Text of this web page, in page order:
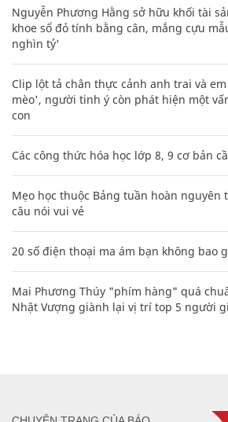
Nguyễn Phương Hằng sở hữu khối tài
khoe sổ đỏ tính bằng cân, mắng cựu
nghìn tỷ'
Clip lột tả chân thực cảnh anh trai và
mèo', người tinh ý còn phát hiện một
con
Các công thức hóa học lớp 8, 9 cơ bản
Mẹo học thuộc Bảng tuần hoàn nguyên
câu nói vui vẻ
20 số điện thoại ma ám bạn không bao
Mai Phương Thúy "phím hàng" quá
Nhật Vượng giành lại vị trí top 5 người